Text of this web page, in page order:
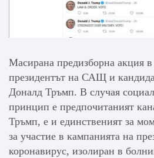
Масирана предизборна акция
президентът на САЩ и
Доналд Тръмп. В случая
принцип е предпочитаният
Тръмп, е и единственият за
за участие в кампанията на
коронавирус, изолиран в